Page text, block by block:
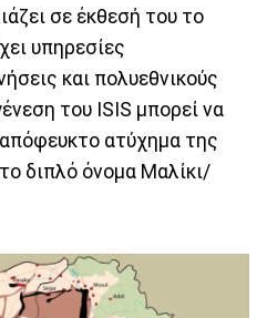
σε έκθεσή του το
υπηρεσίες
και πολυεθνικούς
του ISIS μπορεί να
ατύχημα της
διπλό όνομα Μαλίκι/